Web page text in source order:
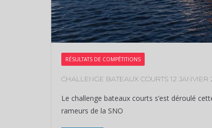
RÉSULTATS DE COMPÉTITIONS
CHALLENGE BATEAUX COURTS 12 JANVIER
Le challenge bateaux courts s’est déroulé
rameurs de la SNO